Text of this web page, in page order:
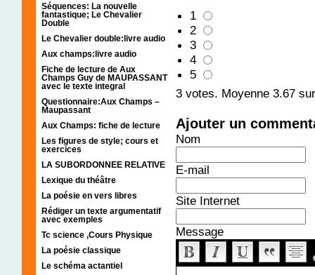
Séquences: La nouvelle
fantastique; Le Chevalier
Double
Le Chevalier double:livre audio
Aux champs:livre audio
Fiche de lecture de Aux
Champs Guy de MAUPASSANT
avec le texte integral
Questionnaire:Aux Champs –
Maupassant
Aux Champs: fiche de lecture
Les figures de style; cours et
exercices
LA SUBORDONNEE RELATIVE
Lexique du théâtre
La poésie en vers libres
Rédiger un texte argumentatif
avec exemples
Tc science ,Cours Physique
La poésie classique
Le schéma actantiel
1
2
3
4
5
3 votes. Moyenne 3.67
Ajouter un
Nom
E-mail
Site Internet
Message